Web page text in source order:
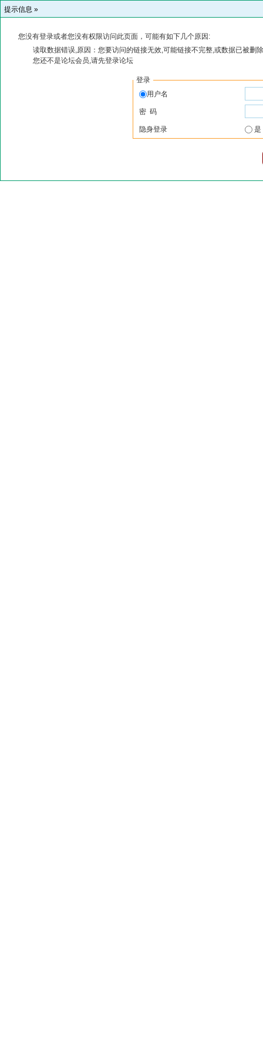
提示信息 »
您没有登录或者您没有权限访问此页面，可能有如下几个原因:
读取数据错误,原因：您要访问的链接无效,可能链接不完整,或数据已被删
您还不是论坛会员,请先登录论坛
登录
用户名
密 码
隐身登录